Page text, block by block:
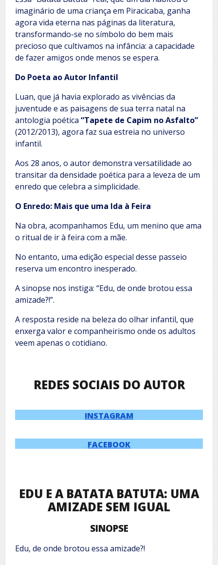
imaginário de uma criança em Piracicaba, ganha
agora vida eterna nas páginas da literatura,
transformando-se no símbolo do bem mais
precioso que cultivamos na infância: a capacidade
de fazer amigos onde menos se espera.
Do Poeta ao Autor Infantil
Luan, que já havia explorado as vivências da
juventude e as paisagens de sua terra natal na
antologia poética “Tapete de Capim no Asfalto”
(2012/2013), agora faz sua estreia no universo
infantil.
Aos 28 anos, o autor demonstra versatilidade ao
transitar da densidade poética para a leveza de um
enredo que celebra a simplicidade.
O Enredo: Mais que uma Ida à Feira
Na obra, acompanhamos Edu, um menino que ama
o ritual de ir à feira com a mãe.
No entanto, uma edição especial desse passeio
reserva um encontro inesperado.
A sinopse nos instiga: “Edu, de onde brotou essa
amizade?!”.
A resposta reside na beleza do olhar infantil, que
enxerga valor e companheirismo onde os adultos
veem apenas o cotidiano.
REDES SOCIAIS DO AUTOR
INSTAGRAM
FACEBOOK
EDU E A BATATA BATUTA: UMA
AMIZADE SEM IGUAL
SINOPSE
Edu, de onde brotou essa amizade?!